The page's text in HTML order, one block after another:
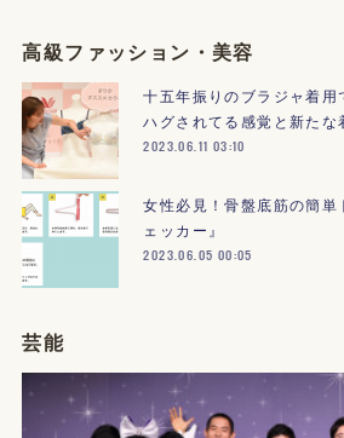
高級ファッション・美容
十五年振りのブラジャ着用
ハグされてる感覚と新たな
2023.06.11 03:10
女性必見！骨盤底筋の簡
ェッカー』
2023.06.05 00:05
芸能